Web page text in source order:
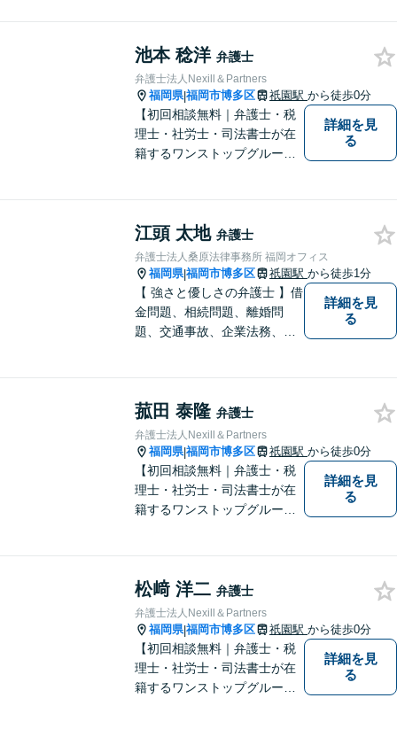
なリーガルサービスを提供い
たします。
池本 稔洋 弁護士
弁護士法人Nexill＆Partners
福岡県|福岡市博多区 祇園駅 から徒歩0分
【初回相談無料｜弁護士・税
理士・社労士・司法書士が在
籍するワンストップグルー
等複数士業の知識が必要な案
件を一括して対応。九州トッ
プクラスの豊富な実績。
詳細を見
る
江頭 太地 弁護士
弁護士法人桑原法律事務所 福岡オフィス
福岡県|福岡市博多区 祇園駅 から徒歩1分
【 強さと優しさの弁護士 】借
金問題、相続問題、離婚問
題、交通事故、企業法務、刑
よる迅速で最適なリーガルサ
ービスを提供いたします。
詳細を見
る
菰田 泰隆 弁護士
弁護士法人Nexill＆Partners
福岡県|福岡市博多区 祇園駅 から徒歩0分
【初回相談無料｜弁護士・税
理士・社労士・司法書士が在
籍するワンストップグルー
等複数士業の知識が必要な案
件を一括して対応。九州トッ
プクラスの豊富な実績。
詳細を見
る
松﨑 洋二 弁護士
弁護士法人Nexill＆Partners
福岡県|福岡市博多区 祇園駅 から徒歩0分
【初回相談無料｜弁護士・税
理士・社労士・司法書士が在
籍するワンストップグルー
詳細を見
る